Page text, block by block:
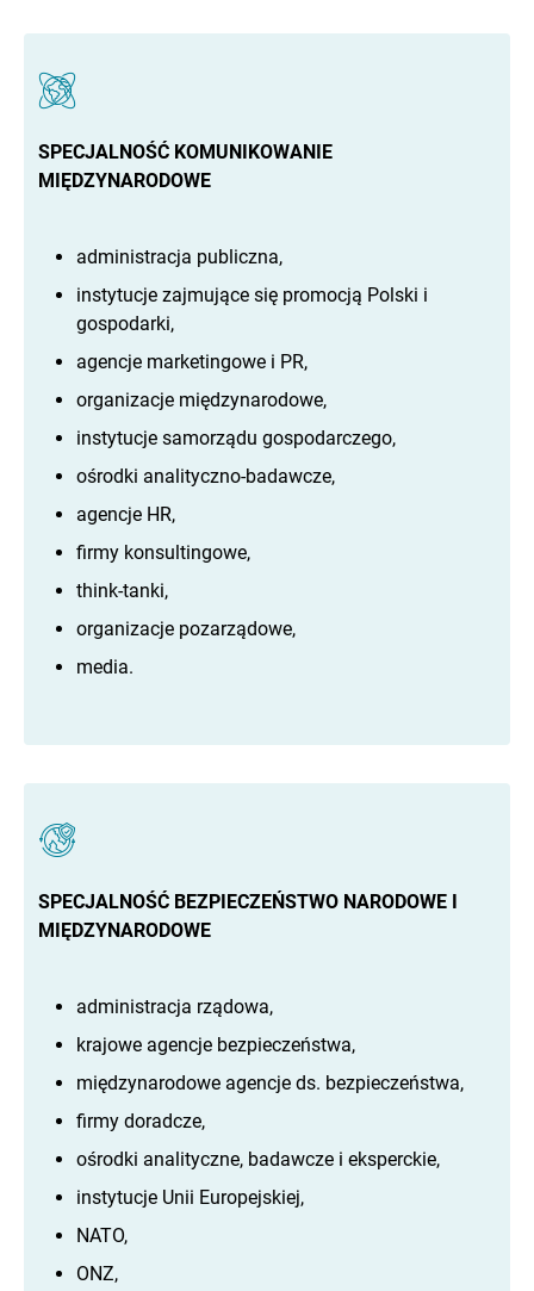
SPECJALNOŚĆ KOMUNIKOWANIE
MIĘDZYNARODOWE
administracja publiczna,
instytucje zajmujące się promocją Polski i
gospodarki,
agencje marketingowe i PR,
organizacje międzynarodowe,
instytucje samorządu gospodarczego,
ośrodki analityczno-badawcze,
agencje HR,
firmy konsultingowe,
think-tanki,
organizacje pozarządowe,
media.
SPECJALNOŚĆ BEZPIECZEŃSTWO NARODOWE I
MIĘDZYNARODOWE
administracja rządowa,
krajowe agencje bezpieczeństwa,
międzynarodowe agencje ds. bezpieczeństwa,
firmy doradcze,
ośrodki analityczne, badawcze i eksperckie,
instytucje Unii Europejskiej,
NATO,
ONZ,